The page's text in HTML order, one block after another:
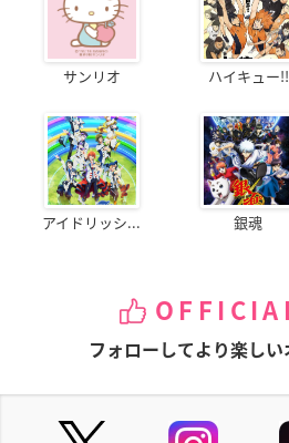
サンリオ ハイキュー!!
アイドリッシ... 銀魂
フォローしてより楽しい